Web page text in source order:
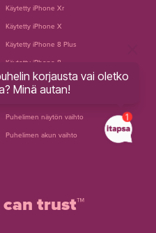
Käytetty iPhone Xr
Käytetty iPhone X
Käytetty iPhone 8 Plus
Käytetty iPhone 8
Käytetty iPhone 7 Plus
Puhelimen näytön vaihto
Puhelimen akun vaihto
trust™
korjausta vai oletko
Minä autan!